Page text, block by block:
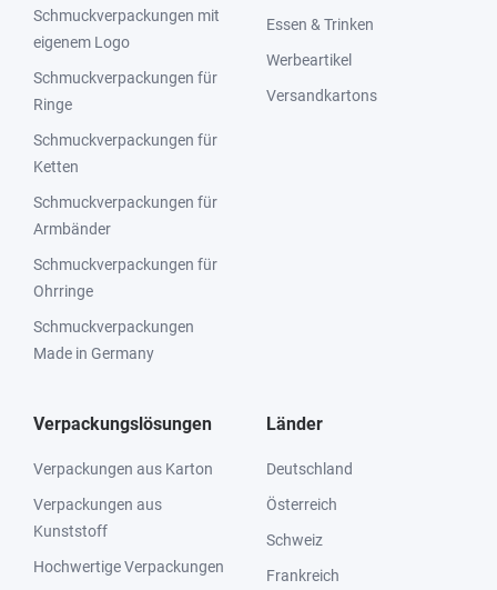
Schmuckverpackungen mit
eigenem Logo
Schmuckverpackungen für
Ringe
Schmuckverpackungen für
Ketten
Schmuckverpackungen für
Armbänder
Schmuckverpackungen für
Ohrringe
Schmuckverpackungen
Made in Germany
Essen & Trinken
Werbeartikel
Versandkartons
Verpackungslösungen
Verpackungen aus Karton
Verpackungen aus
Kunststoff
Hochwertige Verpackungen
Länder
Deutschland
Österreich
Schweiz
Frankreich